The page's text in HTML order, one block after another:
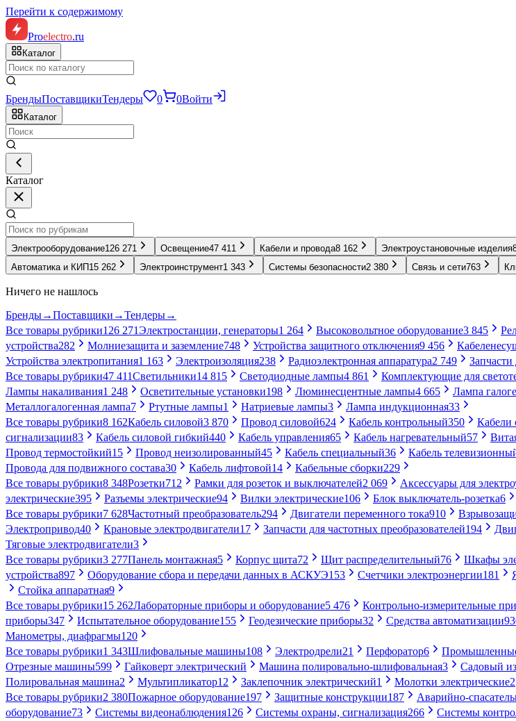
Перейти к содержимому
Proelectro.ru
Каталог
БрендыПоставщикиТендеры 0 0Войти
Каталог
Каталог
Электрооборудование126 271 Освещение47 411 Кабели и провода8 162 Электроустановочные изделия
Автоматика и КИП 15 262 Электроинструмент1 343 Системы безопасности2 380 Связь и сети763
Ничего не нашлось
Бренды→Поставщики →Тендеры→
Все товары рубрики126 271Электростанции, генераторы1 264 Высоковольтное оборудование3 845
устройства282 Молниезащита и заземление748 Устройства защитного отключения9 456
Устройства электропитания1 163 Электроизоляция238 Радиоэлектронная аппаратура2 749 Запчасти
Все товары рубрики47 411Светильники14 815 Светодиодные лампы4 861 Комплектующие для
Лампы накаливания1 248 Осветительные установки198 Люминесцентные лампы4 665 Лампа
Металлогалогенная лампа7 Ртутные лампы1 Натриевые лампы3 Лампа индукционная33
Все товары рубрики8 162Кабель силовой3 870 Провод силовой624 Кабель контрольный350 Кабели
сигнализации83 Кабель силовой гибкий440 Кабель управления65 Кабель нагревательный57
Провод термостойкий15 Провод неизолированный45 Кабель специальный36 Кабель
Провода для подвижного состава30 Кабель лифтовой14 Кабельные сборки229
Все товары рубрики8 348Розетки712 Рамки для розеток и выключателей2 069 Аксессуары для
электрические395 Разъемы электрические94 Вилки электрические106 Блок выключатель-розетка6
Все товары рубрики7 628Частотный преобразователь294 Двигатели переменного тока910
Электропривод40 Крановые электродвигатели17 Запчасти для частотных преобразователей194
Тяговые электродвигатели3
Все товары рубрики3 277Панель монтажная5 Корпус щита72 Щит распределительный76 Шкафы
устройства897 Оборудование сбора и передачи данных в АСКУЭ153 Счетчики электроэнергии181
Стойка аппаратная9
Все товары рубрики15 262Лабораторные приборы и оборудование5 476 Контрольно-измерительные
приборы347 Испытательное оборудование155 Геодезические приборы32 Средства автоматизации
Манометры, диафрагмы120
Все товары рубрики1 343Шлифовальные машины108 Электродрели21 Перфоратор6
Отрезные машины599 Гайковерт электрический Машина полировально-шлифовальная3 Садовый
Полировальная машина2 Мультипликатор12 Заклепочник электрический1 Молотки электрические2
Все товары рубрики2 380Пожарное оборудование197 Защитные конструкции187 Аварийно-
оборудование73 Системы видеонаблюдения126 Системы охраны, сигнализация266 Системы